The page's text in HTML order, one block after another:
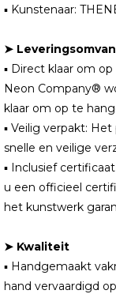
▪ Kunstenaar:
➤
▪ Direct klaar om
Neon Company®
klaar om op te
▪ Veilig verpakt:
snelle en veilige
▪ Inclusief
u een officieel
het kunstwerk
➤ Kwaliteit
▪ Handgemaakt
hand vervaardigd